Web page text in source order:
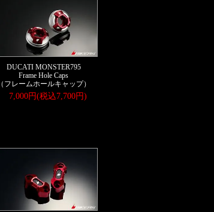
DUCATI MONSTER795
Frame Hole Caps
（フレームホールキャップ）
7,000円(税込7,700円)